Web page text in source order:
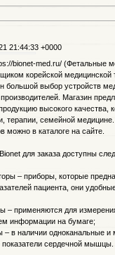
21:44:33 +0000
bionet-med.ru/ (Фетальные
корейской медицинской
большой выбор устройств
Магазин
высокого качества,
терапии, семейной
можно в каталоге на сайте.
для заказа доступны
– приборы, которые
пациента, они
– применяются для
информации на бумаге;
– в наличии одноканальные
сердечной мышцы.